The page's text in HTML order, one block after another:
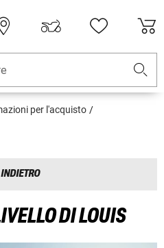
per l'acquisto
INDIETRO
DI LOUIS